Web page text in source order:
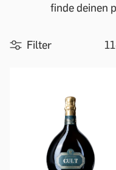
finde deinen
Filter